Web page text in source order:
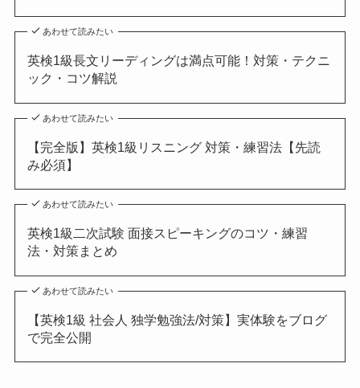
あわせて読みたい
英検1級長文リーディングは満点可能！対策・テクニ
ック・コツ解説
あわせて読みたい
【完全版】英検1級リスニング 対策・練習法【先読
み必須】
あわせて読みたい
英検1級二次試験 面接スピーキングのコツ・練習
法・対策まとめ
あわせて読みたい
【英検1級 社会人 独学勉強法/対策】実体験をブログ
で完全公開